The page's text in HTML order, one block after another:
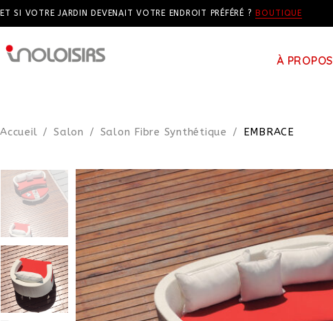
ET SI VOTRE JARDIN DEVENAIT VOTRE ENDROIT PRÉFÉRÉ ? BOUTIQUE
À PROPOS
Accueil / Salon / Salon Fibre Synthétique / EMBRACE